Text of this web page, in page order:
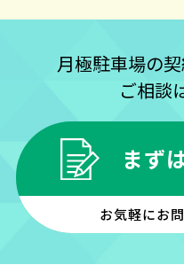
月極駐車場の
ご相談
まず
お気軽にお